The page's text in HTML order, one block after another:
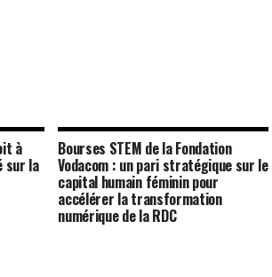
à
sur la
Bourses STEM de la Fondation
Vodacom : un pari stratégique sur le
capital humain féminin pour
accélérer la transformation
numérique de la RDC